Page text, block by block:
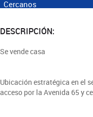
Cercanos
DESCRIPCIÓN:
Se vende casa
Ubicación estratégica en el
acceso por la Avenida 65 y